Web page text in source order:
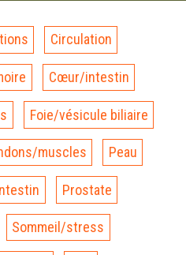
Circulation
Cœur/intestin
Foie/vésicule biliaire
muscles Peau
Prostate
Sommeil/stress